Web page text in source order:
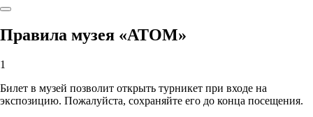
Правила музея «АТОМ»
1
Билет в музей позволит открыть турникет при входе на
экспозицию. Пожалуйста, сохраняйте его до конца посещения.